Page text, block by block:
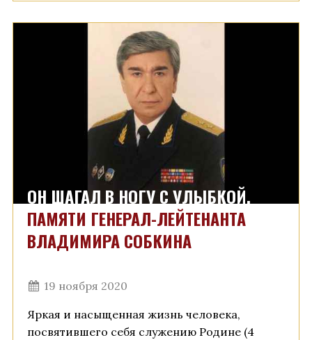
ОН ШАГАЛ В НОГУ С УЛЫБКОЙ.
ПАМЯТИ ГЕНЕРАЛ-ЛЕЙТЕНАНТА
ВЛАДИМИРА СОБКИНА
19 ноября 2020
Яркая и насыщенная жизнь человека,
посвятившего себя служению Родине (4